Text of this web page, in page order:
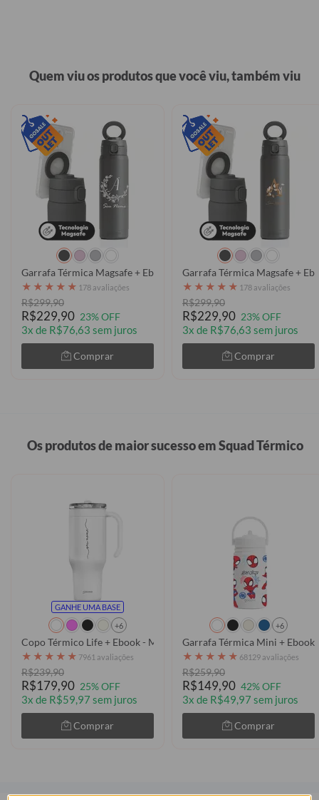
Quem viu os produtos que você viu, também viu
Garrafa Térmica Magsafe + Ebook - Inicial Ramo Minimalista
★ ★ ★ ★ ★ 178 avaliações
R$299,90
R$229,90 23% OFF
3x de R$76,63 sem juros
Comprar
Garrafa Térmica Magsafe +
★ ★ ★ ★ ★ 178 avaliações
R$299,90
R$229,90 23% OFF
3x de R$76,63 sem juros
Comprar
Os produtos de maior sucesso em Squad Térmico
GANHE UMA BASE
+6
Copo Térmico Life + Ebook - Manuscrita
★ ★ ★ ★ ★ 7961 avaliações
R$239,90
R$179,90 25% OFF
3x de R$59,97 sem juros
Comprar
+6
Garrafa Térmica Mini +
★ ★ ★ ★ ★ 68129 avaliações
R$259,90
R$149,90 42% OFF
3x de R$49,97 sem juros
Comprar